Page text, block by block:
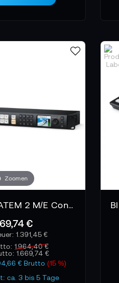
Zoomen
Blackmagic ATEM 2 M/E Constellation HD
€
1.391,45 €
1.964,40 €
1.669,74 €
€ Brutto(15 %)
ca. 3 bis 5 Tage